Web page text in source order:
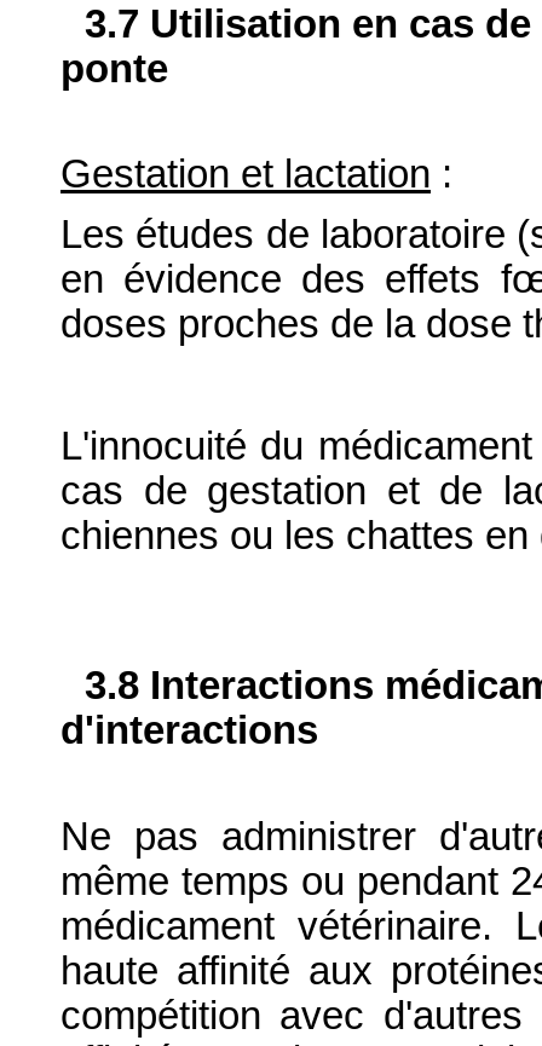
3.7 Utilisation en cas
ponte
Gestation et lactation :
Les études de laboratoire
en évidence des effets
doses proches de la dose
L'innocuité du
cas de gestation et de
chiennes ou les chattes
3.8 Interactions
d'interactions
Ne pas administrer
même temps ou pendant
médicament vétérinaire.
haute affinité aux
compétition avec